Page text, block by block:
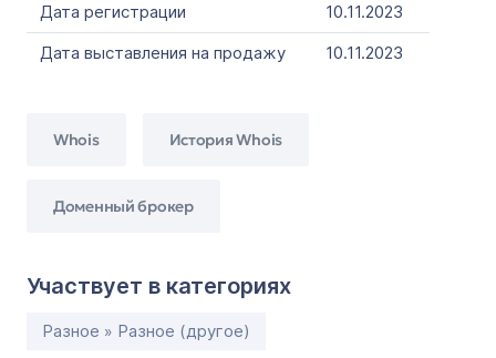
Дата регистрации
10.11.2023
Дата выставления на продажу
10.11.2023
Whois История Whois
Доменный брокер
Участвует в категориях
Разное » Разное (другое)